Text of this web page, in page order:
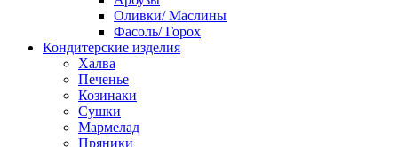
Оливки/ Маслины
Фасоль/ Горох
Кондитерские изделия
Халва
Печенье
Козинаки
Сушки
Мармелад
Пряники